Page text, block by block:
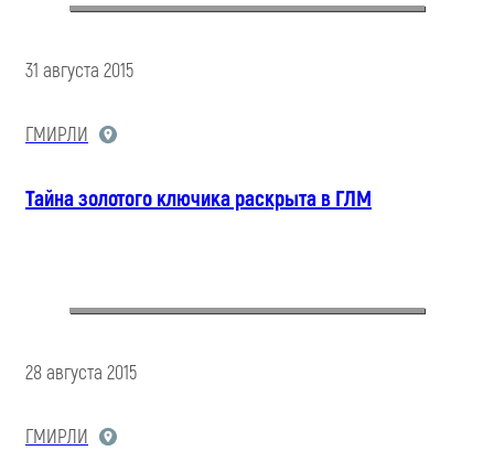
31 августа 2015
ГМИРЛИ
Тайна золотого ключика раскрыта в ГЛМ
28 августа 2015
ГМИРЛИ